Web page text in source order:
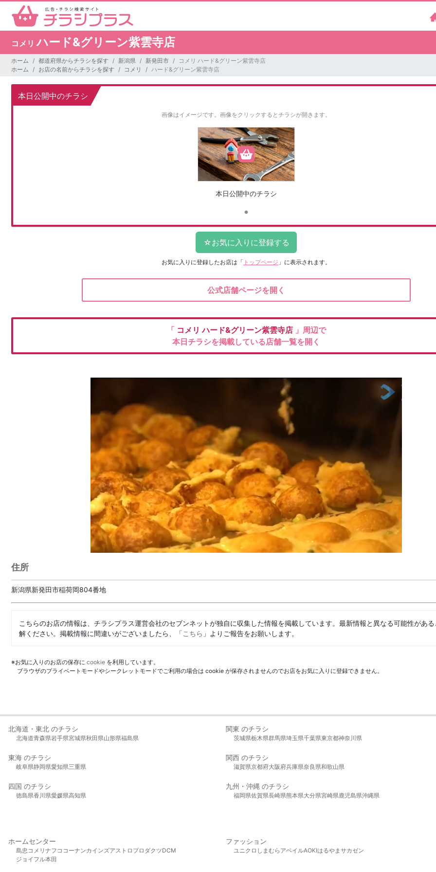
コメリハード&グリーン紫雲寺店
ホーム 都道府県からチラシを探す 新潟県 新発田市
コメリ ハード&グリーン紫雲寺店
ホーム
お店の名前からチラシを探す コメリ ハード&グリーン紫雲寺店
本日公開中のチラシ
画像はイメージです。 画像をクリックするとチラシが開きます。
本日公開中のチラシ
お気に入りに登録したお店は 「 トップページ 」に表示されます。
公式店舗ページを開く
「 コメリハード&グリーン紫雲寺店 」周辺で
本日チラシを掲載している店舗一覧を開く
住所
新潟県新発田市稲荷岡804番地
こちらのお店の情報は、チラシプラス運営会社のセブンネットが独自に収集した情報を掲載しています。最新情報と異なる可能性があ
解ください。掲載情報に間違いがございましたら、「こちら 」よりご報告をお願いします。
※お気に入りのお店の保存に cookie を利用しています。
ブラウザのプライベートモードやシークレットモードでご利用の場合は cookie が保存されませんのでお店をお気に入りに登録できません。
北海道・東北 のチラシ
北海道青森県岩手県宮城県秋田県山形県福島県
関東 のチラシ
茨城県栃木県群馬県埼玉県千葉県東京都神奈川県
東海 のチラシ
岐阜県静岡県愛知県三重県
関西 のチラシ
滋賀県京都府大阪府兵庫県奈良県和歌山県
四国 のチラシ
徳島県香川県愛媛県高知県
九州・沖縄 のチラシ
福岡県佐賀県長崎県熊本県大分県宮崎県鹿児島県沖縄県
ホームセンター
島忠 コメリ ナフコ コーナンカインズアストロプロダクツDCM
ジョイフル本田
ファッション
ユニクロ しまむら アベイルAOKIはるやま サカゼン